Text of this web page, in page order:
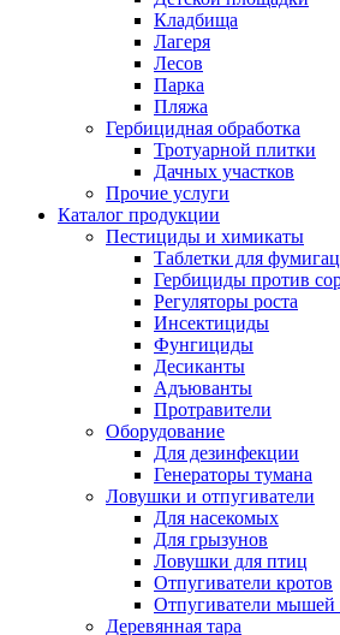
Кладбища
Лагеря
Лесов
Парка
Пляжа
Гербицидная обработка
Тротуарной плитки
Дачных участков
Прочие услуги
Каталог продукции
Пестициды и химикаты
Таблетки для
Гербициды против
Регуляторы роста
Инсектициды
Фунгициды
Десиканты
Адъюванты
Протравители
Оборудование
Для дезинфекции
Генераторы тумана
Ловушки и отпугиватели
Для насекомых
Для грызунов
Ловушки для птиц
Отпугиватели кротов
Отпугиватели мышей
Деревянная тара